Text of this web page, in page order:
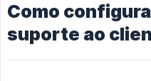
Como
suporte ao